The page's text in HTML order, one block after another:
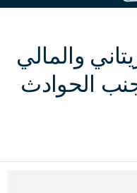
والمالي
الحوادث